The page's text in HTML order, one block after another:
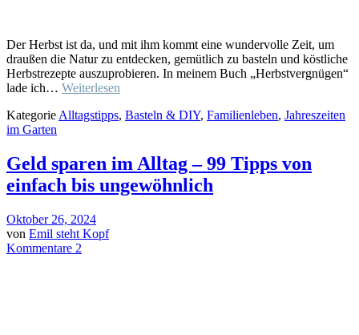
Der Herbst ist da, und mit ihm kommt eine wundervolle Zeit, um
draußen die Natur zu entdecken, gemütlich zu basteln und köstliche
Herbstrezepte auszuprobieren. In meinem Buch „Herbstvergnügen“
lade ich… Weiterlesen
Kategorie Alltagstipps, Basteln & DIY, Familienleben, Jahreszeiten
im Garten
Geld sparen im Alltag – 99 Tipps von
einfach bis ungewöhnlich
Oktober 26, 2024
von Emil steht Kopf
Kommentare 2